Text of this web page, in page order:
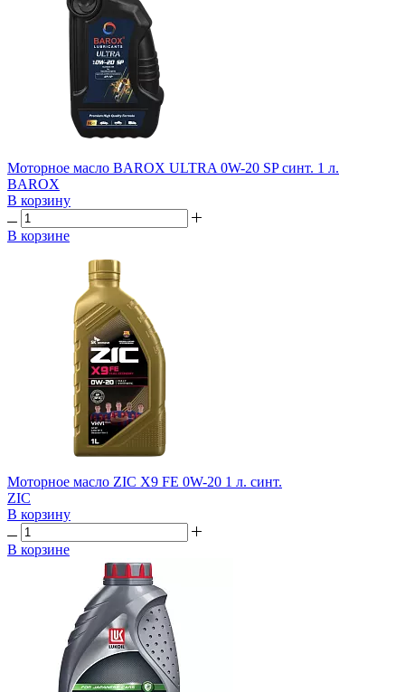
Моторное масло BAROX ULTRA 0W-20 SP синт. 1 л.
BAROX
В корзину
В корзине
Моторное масло ZIC X9 FE 0W-20 1 л. синт.
ZIC
В корзину
В корзине